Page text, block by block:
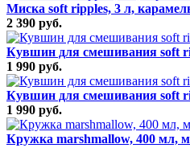
Миска soft ripples, 3 л,
2 390 руб.
Кувшин для смешивания soft
1 990 руб.
Кувшин для смешивания soft
1 990 руб.
Кружка marshmallow, 400 мл,